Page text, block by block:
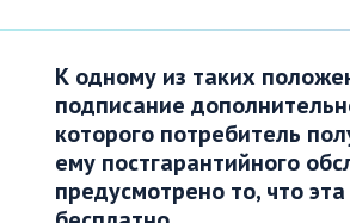
К одному из таких
подписание
которого потребитель
ему постгарантийного
предусмотрено то, что